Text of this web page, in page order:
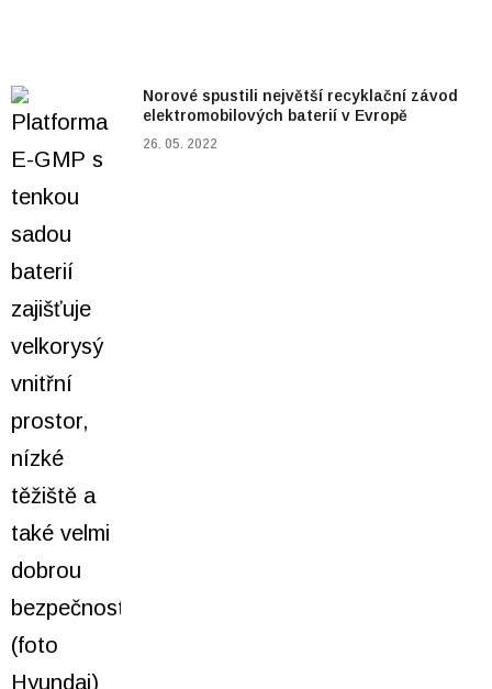
Norové spustili největší recyklační závod
elektromobilových baterií v Evropě
26. 05. 2022